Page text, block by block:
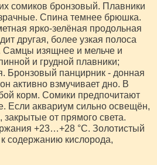
сомиков бронзовый. Плавники
Спина темнее брюшка.
ярко-зелёная продольная
другая, более узкая полоса
Самцы изящнее и мельче и
и грудной плавники;
Бронзовый панцирник - донная
активно взмучивает дно. В
корм. Сомики предпочитают
Если аквариум сильно освещён,
от прямого света.
+23…+28 °С. Золотистый
содержанию кислорода,